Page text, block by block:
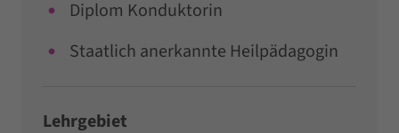
Diplom Konduktorin
Staatlich anerkannte Heilpädagogin
Lehrgebiet